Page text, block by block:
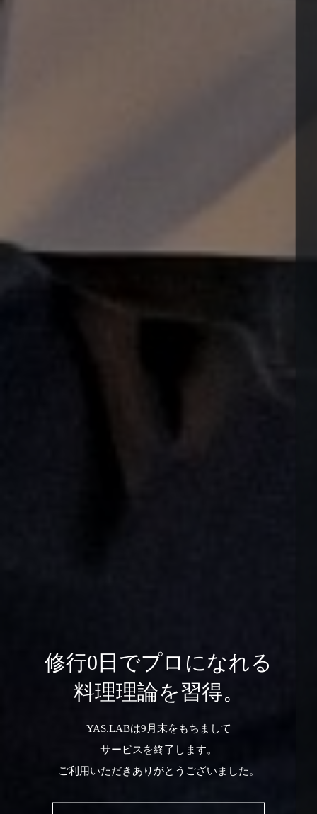
修行0日でプロになれる
料理理論を習得。
YAS.LABは9月末をもちまして
サービスを終了します。
ご利用いただきありがとうございました。